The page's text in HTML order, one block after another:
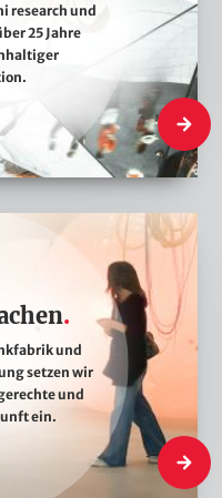
research und
25 Jahre
Wer
und
setzen wir
und
ein.
Was